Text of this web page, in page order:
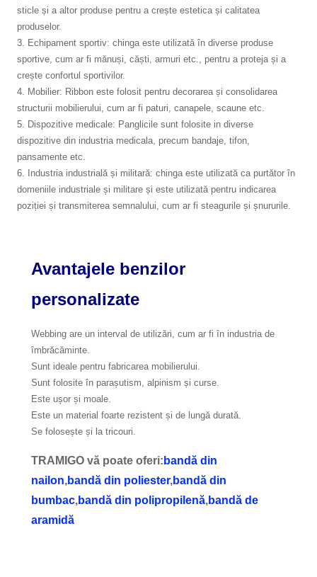
sticle și a altor produse pentru a crește estetica și calitatea
produselor.
3. Echipament sportiv: chinga este utilizată în diverse produse
sportive, cum ar fi mănuși, căști, armuri etc., pentru a proteja și a
crește confortul sportivilor.
4. Mobilier: Ribbon este folosit pentru decorarea și consolidarea
structurii mobilierului, cum ar fi paturi, canapele, scaune etc.
5. Dispozitive medicale: Panglicile sunt folosite in diverse
dispozitive din industria medicala, precum bandaje, tifon,
pansamente etc.
6. Industria industrială și militară: chinga este utilizată ca purtător în
domeniile industriale și militare și este utilizată pentru indicarea
poziției și transmiterea semnalului, cum ar fi steagurile și șnururile.
Avantajele benzilor
personalizate
Webbing are un interval de utilizări, cum ar fi în industria de
îmbrăcăminte.
Sunt ideale pentru fabricarea mobilierului.
Sunt folosite în parașutism, alpinism și curse.
Este ușor și moale.
Este un material foarte rezistent și de lungă durată.
Se folosește și la tricouri.
TRAMIGO vă poate oferi: bandă din
nailon,bandă din poliester,bandă din
bumbac,bandă din polipropilenă,bandă de
aramidă